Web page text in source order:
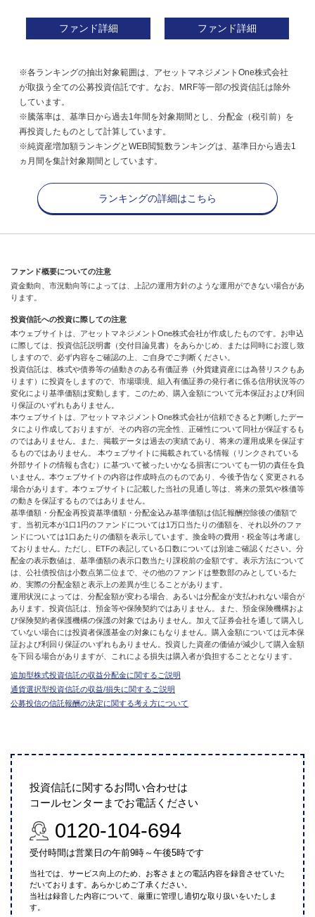
ファンド詳細 ファンド詳細
※各ランキングの抽出対象範囲は、アセットマネジメントOne株式会社
が取扱う全ての公募投資信託です。なお、MRF等一部の投資信託は除外
しています。
※騰落率は、基準日から過去1年間を対象期間とし、分配金（税引前）を
再投資したものとして計算しています。
※純資産増加額ランキングとWEB閲覧数ランキングは、基準日から過去1
ヵ月間を集計対象期間としています。
ランキングの詳細はこちら
ファンド概要についての注意
資金動向、市況動向等によっては、上記の運用方針のような運用ができない場合があ
ります。
投資信託への投資に際しての注意
本ウェブサイトは、アセットマネジメントOne株式会社が作成したものです。お申込
に際しては、投資信託説明書（交付目論見書）をあらかじめ、または同時にお渡し致
しますので、必ず内容をご確認の上、ご自身でご判断ください。
投資信託は、株式や債券等の値動きのある有価証券（外貨建資産には為替リスクもあ
ります）に投資をしますので、市場環境、組入有価証券の発行者に係る信用状況等の
変化により基準価額は変動します。このため、購入金額について元本保証および利回
り保証のいずれもありません。
本ウェブサイトは、アセットマネジメントOne株式会社が信頼できると判断したデー
タにより作成しておりますが、その内容の完全性、正確性について同社が保証するも
のではありません。また、掲載データは過去の実績であり、将来の運用成果を保証す
るものではありません。 本ウェブサイトに掲載されている情報（リンクされている
外部サイトの情報も含む）に基づいて被ったいかなる損害についても一切の責任を負
いません。本ウェブサイトの内容は作成時点のものであり、今後予告なく変更される
場合があります。本ウェブサイトに記載した当社の見通し等は、将来の景気や株価等
の動きを保証するものではありません。
基準価額・分配金再投資基準価額・分配金込み基準価額は信託報酬控除後の価額で
す。当初元本が1口1円のファンドについては1万口当たりの価額を、それ以外のファ
ンドについては1口あたりの価額を表示しています。換金時の費用・税金等は考慮し
ておりません。ただし、ETFの表記している口数については別途ご確認ください。分
配金の表示数値は、基準価額の表示口数当たり課税前の金額です。表示方法について
は、公社債投信は小数点第二位まで、その他のファンドは整数部のみとしているた
め、実際の分配金額と表示上の差異が生じることがあります。
運用状況によっては、分配金額が変わる場合、あるいは分配金が支払われない場合が
あります。投資信託は、預金等や保険契約ではありません。また、預金保険機構およ
び保険契約者保護機構の保護の対象ではありません。加えて証券会社を通して購入し
ていない場合には投資者保護基金の対象にもなりません。購入金額については元本保
証および利回り保証のいずれもありません。投資した資産の価値が減少して購入金額
を下回る場合がありますが、これによる損失は購入者が負担することとなります。
追加型株式投資信託の収益分配金に関するご説明
通貨選択型投資信託の収益/損失に関するご説明
公募投信の信託報酬の決定に関する考え方について
投資信託に関するお問い合わせは
コールセンターまでお電話ください
0120-104-694
受付時間は営業日の午前9時～午後5時です
当社では、サービス向上のため、お客さまとの電話内容を録音させていた
だいております。あらかじめご了承ください。
当社は録音した内容について、厳重に管理し適切な取り扱いをいたしま
す。